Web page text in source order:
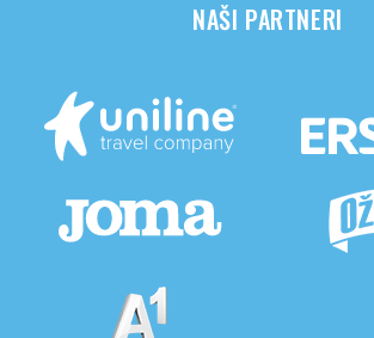
NAŠI PARTNERI